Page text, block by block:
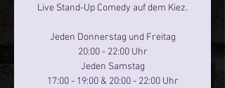
Live Stand-Up Comedy auf dem Kiez.
Jeden Donnerstag und Freitag
20:00 - 22:00 Uhr
Jeden Samstag
17:00 - 19:00 & 20:00 - 22:00 Uhr